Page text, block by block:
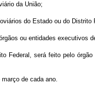
da União;
do Estado ou do Distrito
ou entidades executivos
Federal, será feito pelo
de cada ano.